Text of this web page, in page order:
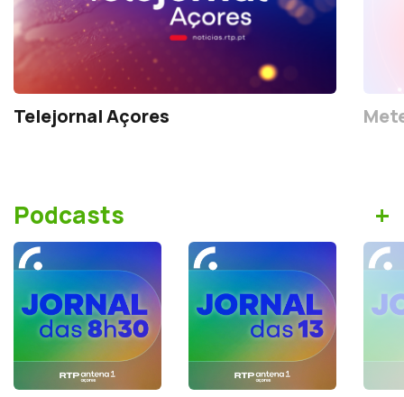
Telejornal Açores
Podcasts +